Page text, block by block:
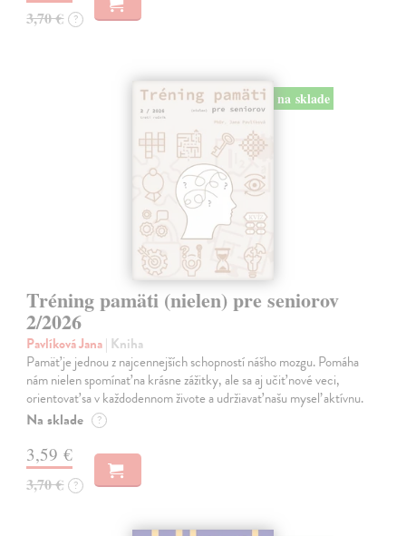
3,70 € ?
na sklade
Tréning pamäti (nielen) pre seniorov
2/2026
Pavlíková Jana| Kniha
Pamäť je jednou z najcennejších schopností nášho mozgu. Pomáha
nám nielen spomínať na krásne zážitky, ale sa aj učiť nové veci,
orientovať sa v každodennom živote a udržiavať našu myseľ aktívnu.
Na sklade ?
3,59 €
3,70 € ?